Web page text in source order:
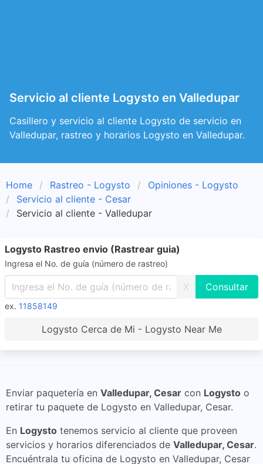
Servicio al cliente Logysto en Valledupar
Casillero y servicio al cliente Logysto de servicio en
Valledupar, rastreo y horarios Logysto en Valledupar.
Home Rastreo - Logysto
Opiniones - Logysto
Servicio al cliente - Cesar
Servicio al cliente - Valledupar
Logysto Rastreo envio (Rastrear guia)
Ingresa el No. de guía (número de rastreo)
X
ex. 11858149
Logysto Cerca de Mi - Logysto Near Me
Enviar paquetería en Valledupar, Cesar con Logysto o
retirar tu paquete de Logysto en Valledupar, Cesar.
En Logysto tenemos servicio al cliente que proveen
servicios y horarios diferenciados de Valledupar, Cesar.
Encuéntrala tu oficina de Logysto en Valledupar, Cesar